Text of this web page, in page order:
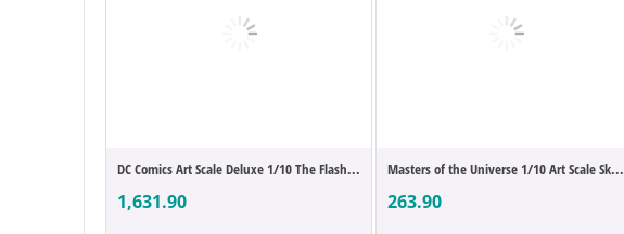
DC Comics Art Scale Deluxe 1/10 The Flash...
1,631.90
Masters of the Universe 1/10 Art Scale Sk...
263.90